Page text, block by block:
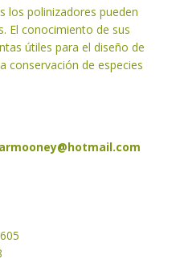
los polinizadores pueden
El conocimiento de sus
útiles para el diseño de
conservación de especies